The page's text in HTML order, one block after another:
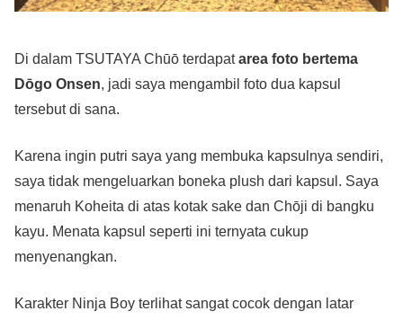
Di dalam TSUTAYA Chūō terdapatarea foto bertema
Dōgo Onsen, jadi saya mengambil foto dua kapsul
tersebut di sana.
Karena ingin putri saya yang membuka kapsulnya sendiri,
saya tidak mengeluarkan boneka plush dari kapsul. Saya
menaruh Koheita di atas kotak sake dan Chōji di bangku
kayu. Menata kapsul seperti ini ternyata cukup
menyenangkan.
Karakter Ninja Boy terlihat sangat cocok dengan latar